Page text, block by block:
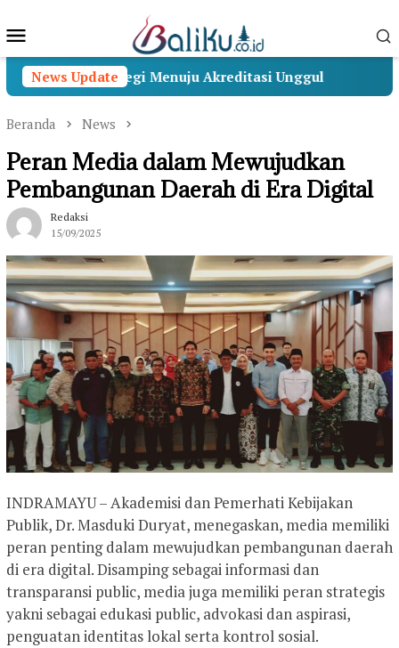
ke
Mobile
News Update
Strategi Menuju Akreditasi Unggul Universitas
Beranda News
Peran Media dalam Mewujudkan
Pembangunan Daerah di Era Digital
Redaksi
15/09/2025
INDRAMAYU – Akademisi dan Pemerhati Kebijakan
Publik, Dr. Masduki Duryat, menegaskan, media memiliki
peran penting dalam mewujudkan pembangunan daerah
di era digital. Disamping sebagai informasi dan
transparansi public, media juga memiliki peran strategis
yakni sebagai edukasi public, advokasi dan aspirasi,
penguatan identitas lokal serta kontrol sosial.